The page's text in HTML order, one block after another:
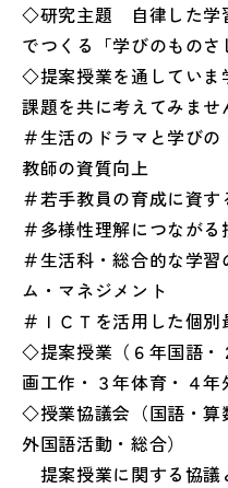
◇研究主題 自律した学
でつくる「学びのものさ
◇提案授業を通していま
課題を共に考えてみませ
＃生活のドラマと学び
教師の資質向上
＃若手教員の育成に資
＃多様性理解につながる
＃生活科・総合的な学
ム・マネジメント
＃ＩＣＴを活用した個
◇提案授業（６年国語・
画工作・３年体育・４年
◇授業協議会（国語・算
外国語活動・総合）
提案授業に関する協議